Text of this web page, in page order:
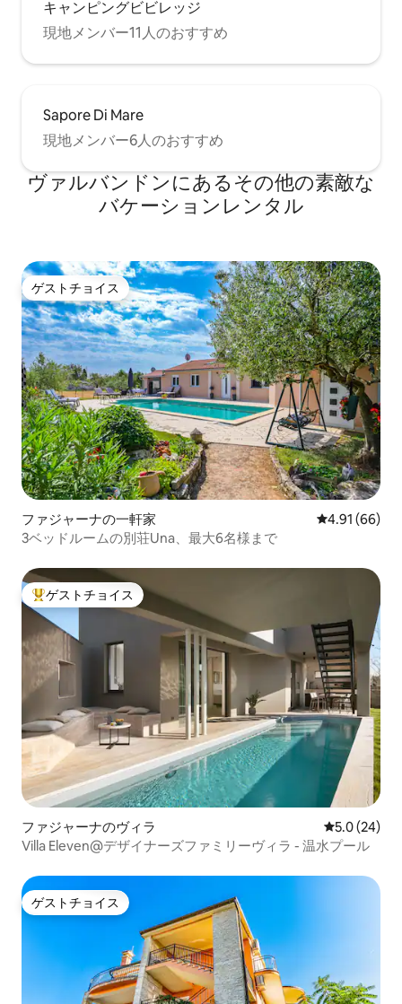
キャンピングビビレッジ
現地メンバー11人のおすすめ
Sapore Di Mare
現地メンバー6人のおすすめ
ヴァルバンドンにあるその他の素敵な
バケーションレンタル
ゲストチョイス
ゲストチョイス
ファジャーナの一軒家 レビュー66
4.91 (66)
3ベッドルームの別荘Una、最大6名様まで
大好評のゲストチョイスです。
ゲストチョイス
ファジャーナのヴィラ レビュー24
5.0 (24)
Villa Eleven@デザイナーズファミリーヴィラ - 温水プール
ゲストチョイス
ゲストチョイス